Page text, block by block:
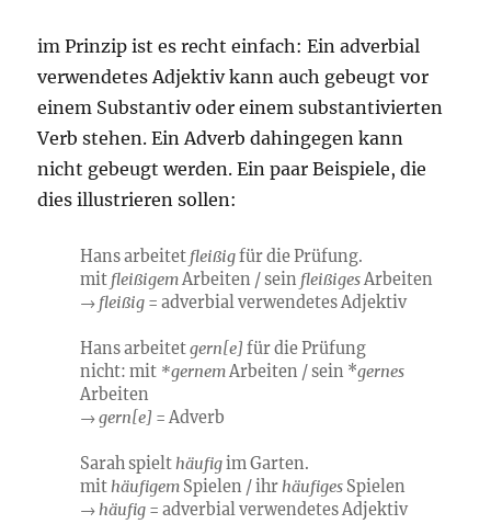
im Prinzip ist es recht einfach: Ein adverbial
verwendetes Adjektiv kann auch gebeugt vor
einem Substantiv oder einem substantivierten
Verb stehen. Ein Adverb dahingegen kann
nicht gebeugt werden. Ein paar Beispiele, die
dies illustrieren sollen:
Hans arbeitet fleißigfür die Prüfung.
mit fleißigemArbeiten / sein fleißigesArbeiten
→ fleißig= adverbial verwendetes Adjektiv
Hans arbeitetgern[e] für die Prüfung
nicht: mit *gernemArbeiten / sein *gernes
Arbeiten
→gern[e] = Adverb
Sarah spielthäufigim Garten.
mithäufigemSpielen / ihrhäufigesSpielen
→häufig= adverbial verwendetes Adjektiv